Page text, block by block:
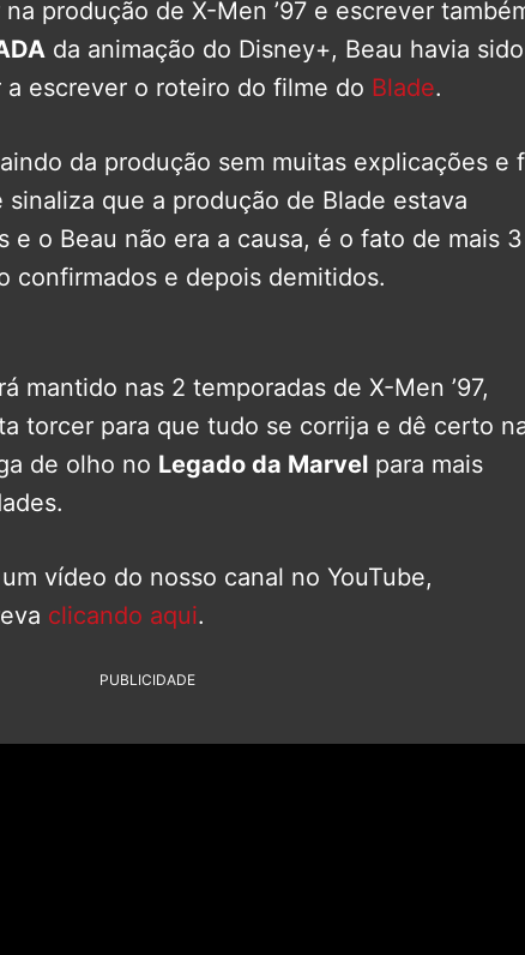
produção de X-Men ’97 e escrever
da animação do Disney+, Beau havia sido
escrever o roteiro do filme do Blade.
da produção sem muitas explicações e
que a produção de Blade estava
e o Beau não era a causa, é o fato de mais 3
confirmados e depois demitidos.
mantido nas 2 temporadas de X-Men ’97,
torcer para que tudo se corrija e dê certo
de olho no Legado da Marvel para mais
vídeo do nosso canal no YouTube,
clicando aqui.
PUBLICIDADE